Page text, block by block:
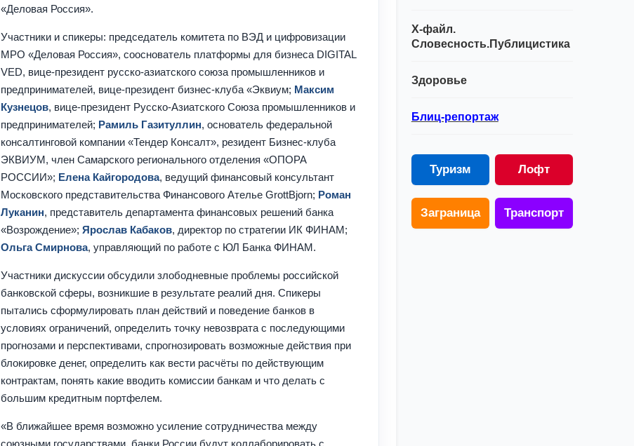
«Деловая Россия».
Участники и спикеры: председатель комитета по ВЭД и цифровизации
МРО «Деловая Россия», сооснователь платформы для бизнеса DIGITAL
VED, вице-президент русско-азиатского союза промышленников и
предпринимателей, вице-президент бизнес-клуба «Эквиум; Максим
Кузнецов, вице-президент Русско-Азиатского Союза промышленников и
предпринимателей; Рамиль Газитуллин, основатель федеральной
консалтинговой компании «Тендер Консалт», резидент Бизнес-клуба
ЭКВИУМ, член Самарского регионального отделения «ОПОРА
РОССИИ»; Елена Кайгородова, ведущий финансовый консультант
Московского представительства Финансового Ателье GrottBjorn; Роман
Луканин, представитель департамента финансовых решений банка
«Возрождение»;Ярослав Кабаков, директор по стратегии ИК ФИНАМ;
Ольга Смирнова, управляющий по работе с ЮЛ Банка ФИНАМ.
Участники дискуссии обсудили злободневные проблемы российской
банковской сферы, возникшие в результате реалий дня. Спикеры
пытались сформулировать план действий и поведение банков в
условиях ограничений, определить точку невозврата с последующими
прогнозами и перспективами, спрогнозировать возможные действия при
блокировке денег, определить как вести расчёты по действующим
контрактам, понять какие вводить комиссии банкам и что делать с
большим кредитным портфелем.
«В ближайшее время возможно усиление сотрудничества между
Х-файл.
Словесность.Публицистика
Здоровье
Блиц-репортаж
Туризм Лофт
Заграница Транспорт